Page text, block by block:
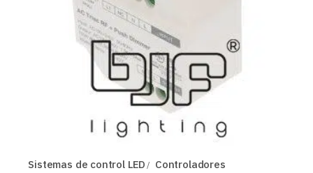
Sistemas de control LED Controladores